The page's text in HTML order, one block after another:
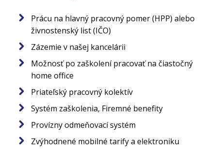
Prácu na hlavný pracovný pomer (HPP) alebo
živnostenský list (IČO)
Zázemie v našej kancelárii
Možnosť po zaškolení pracovať na čiastočný
home office
Priateľský pracovný kolektív
Systém zaškolenia, Firemné benefity
Provízny odmeňovací systém
Zvýhodnené mobilné tarify a elektroniku